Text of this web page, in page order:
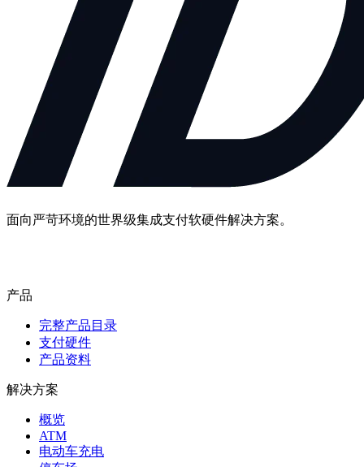
面向严苛环境的世界级集成支付软硬件解决方案。
产品
完整产品目录
支付硬件
产品资料
解决方案
概览
ATM
电动车充电